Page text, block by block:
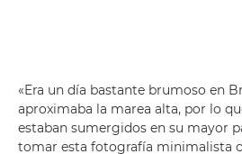
«Era un día bastante brumoso en
aproximaba la marea alta, por lo
estaban sumergidos en su mayor
tomar esta fotografía minimalista